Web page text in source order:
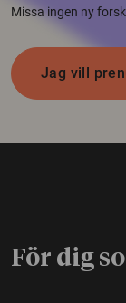
Missa ingen ny
Jag vill
För dig